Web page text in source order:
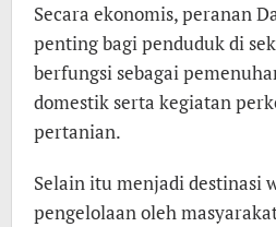
Secara ekonomis, peranan
penting bagi penduduk di
berfungsi sebagai
domestik serta kegiatan
pertanian.
Selain itu menjadi destinasi
pengelolaan oleh